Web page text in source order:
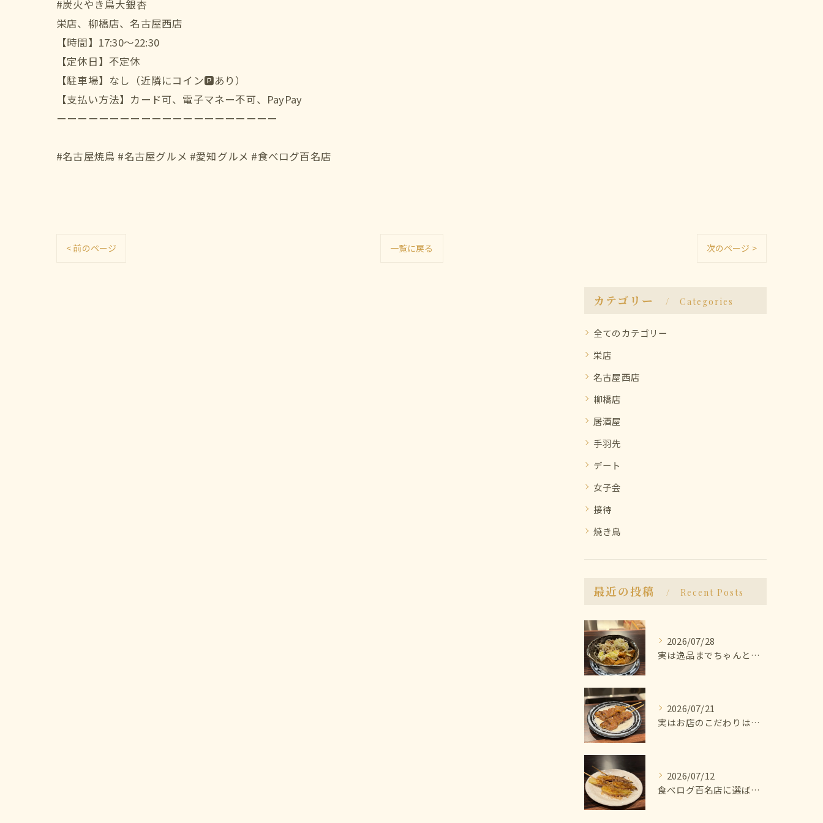
#炭火やき鳥大銀杏
栄店、柳橋店、名古屋西店
【時間】17:30〜22:30
【定休日】不定休
【駐車場】なし（近隣にコイン🅿️あり）
【支払い方法】カード可、電子マネー不可、PayPay
ーーーーーーーーーーーーーーーーーーーーー
#名古屋焼鳥 #名古屋グルメ #愛知グルメ #食べログ百名店
< 前のページ 一覧に戻る 次のページ >
カテゴリー Categories
全てのカテゴリー
栄店
名古屋西店
柳橋店
居酒屋
手羽先
デート
女子会
接待
焼き鳥
最近の投稿 Recent Posts
2026/07/28
実は逸品までちゃんと美味しいんです🫨
2026/07/21
実はお店のこだわりは塩にあります🧂
2026/07/12
食べログ百名店に選ばれた焼き鳥屋